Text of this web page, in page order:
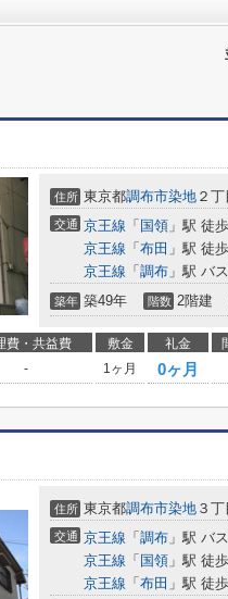
住所 東京都調布市染地 ２
交通 京王線 「 国領 」駅 徒
京王線 「 布田 」駅 徒
京王線 「 調布 」駅 バ
築年 築49年 階数 2階建
費・共益費 敷金 礼金
- 1ヶ月 0ヶ月
住所 東京都調布市染地 ３
交通 京王線 「 調布 」駅 バ
京王線 「 国領 」駅 徒
京王線 「 布田 」駅 徒